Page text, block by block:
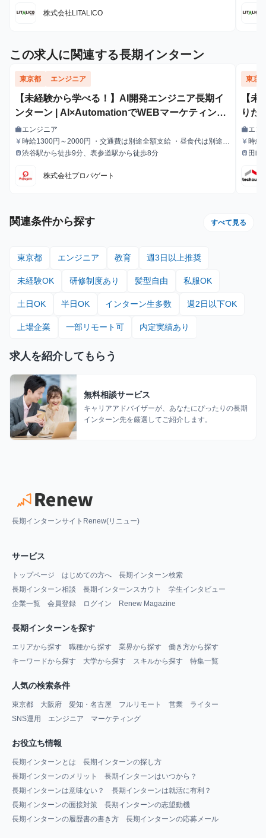
株式会社LITALICO
この求人に関連する長期インターン
東京都 エンジニア
【未経験から学べる！】AI開発エンジニア長期イ
ンターン | AI×AutomationでWEBマーケティング
自動化 #アプリ開発 #AI活用 #マーケティング
職種
workエンジニア
給与
currency_yen 時給1300円～2000円 ・交通費は別途全額支給 ・昼食代は別途全
額支給 ・研修期間終了後は時給1,400円～
最寄駅
train渋谷駅から徒歩9分、表参道駅から徒歩8分
株式会社プロパゲート
東京
【
りた
結型
職種
workエン
給与
currency_yen 時給
最寄駅
train 田町
関連条件から探す すべて見る
東京都 エンジニア 教育 週3日以上推奨
未経験OK 研修制度あり 髪型自由 私服OK
土日OK 半日OK インターン生多数 週2日以下OK
上場企業 一部リモート可 内定実績あり
求人を紹介してもらう
無料相談サービス
キャリアアドバイザーが、あなたにぴったりの長期
インターン先を厳選してご紹介します。
長期インターンサイトRenew(リニュー)
サービス
トップページ はじめての方へ
長期インターン検索
長期インターン相談
長期インターンスカウト
学生インタビュー
企業一覧
会員登録 ログイン Renew Magazine
長期インターンを探す
エリアから探す 職種から探す 業界から探す
働き方から探す
キーワードから探す
大学から探す スキルから探す 特集一覧
人気の検索条件
東京都 大阪府 愛知・名古屋 フルリモート 営業
ライター
SNS運用
エンジニア マーケティング
お役立ち情報
長期インターンとは
長期インターンの探し方
長期インターンのメリット
長期インターンはいつから？
長期インターンは意味ない？
長期インターンは就活に有利？
長期インターンの面接対策
長期インターンの志望動機
長期インターンの履歴書の書き方
長期インターンの応募メール